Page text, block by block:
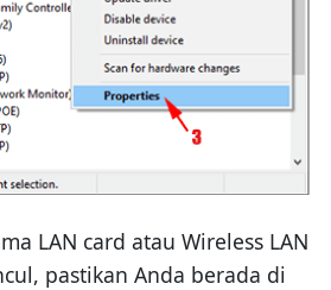
LAN card atau Wireless LAN
pastikan Anda berada di